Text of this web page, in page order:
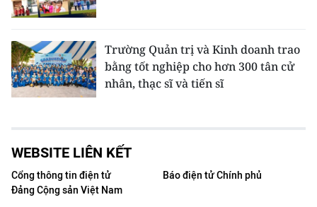
Trường Quản trị và Kinh doanh trao
bằng tốt nghiệp cho hơn 300 tân cử
nhân, thạc sĩ và tiến sĩ
WEBSITE LIÊN KẾT
Cổng thông tin điện tử
Đảng Cộng sản Việt Nam
Báo điện tử Chính phủ